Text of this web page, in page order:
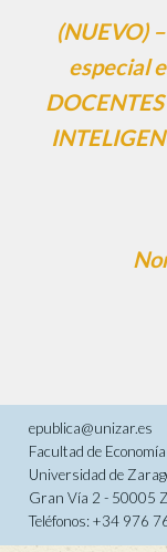
(NUEVO)
especial
epublica@unizar.es
Facultad de
Universidad de
Gran Vía 2 - 50005
Teléfonos: +34 976